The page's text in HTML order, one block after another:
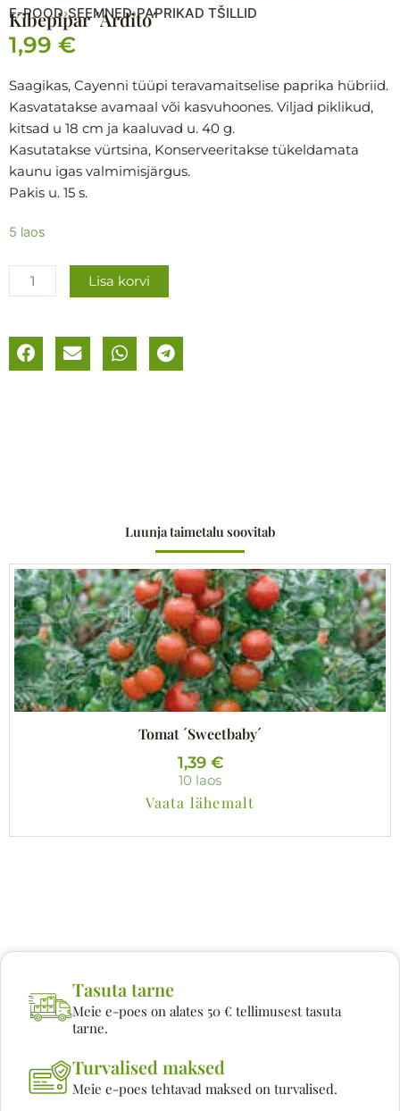
E-POOD›SEEMNED›PAPRIKAD TŠILLID
Kibepipar ´Ardito´
1,99 €
Saagikas, Cayenni tüüpi teravamaitselise paprika hübriid.
Kasvatatakse avamaal või kasvuhoones. Viljad piklikud,
kitsad u 18 cm ja kaaluvad u. 40 g.
Kasutatakse vürtsina, Konserveeritakse tükeldamata
kaunu igas valmimisjärgus.
Pakis u. 15 s.
5 laos
Kibepipar
kogus
Lisa korvi
Luunja taimetalu soovitab
Tomat ´Sweetbaby´
1,39 €
10 laos
Vaata lähemalt
Tasuta tarne
Meie e-poes on alates 50 € tellimusest tasuta
tarne.
Turvalised maksed
Meie e-poes tehtavad maksed on turvalised.